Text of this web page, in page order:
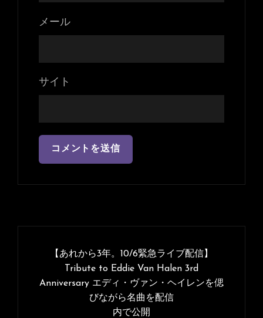
メール
サイト
【あれから3年。10/6緊急ライブ配信】
Tribute to Eddie Van Halen 3rd
Anniversary エディ・ヴァン・ヘイレンを偲
びながら名曲を配信
内で公開